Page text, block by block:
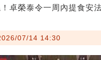
卓榮泰令一周內提食安
07/14 14:30